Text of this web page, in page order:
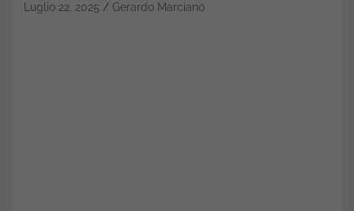
Luglio 22, 2025 Gerardo Marciano